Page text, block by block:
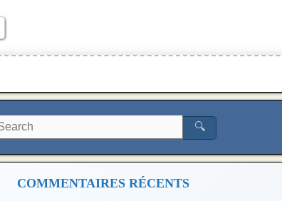
🔍
COMMENTAIRES RÉCENTS